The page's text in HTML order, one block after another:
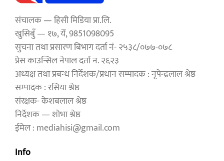
संचालक — हिसी मिडिया प्रा.लि.
खुसिबुँ — १७, येँ, 9851098095
सुचना तथा प्रसारण बिभाग दर्ता नं- २५३८/०७७-०७८
प्रेस काउन्सिल नेपाल दर्ता न. २६२३
अध्यक्ष तथा प्रबन्ध निर्देशक/प्रधान सम्पादक : नृपेन्द्रलाल श्रेष्ठ
सम्पादक : रसिया श्रेष्ठ
संरक्षक- केशबलाल श्रेष्ठ
निर्देशक — शोभा श्रेष्ठ
ईमेल : mediahisi@gmail.com
Info